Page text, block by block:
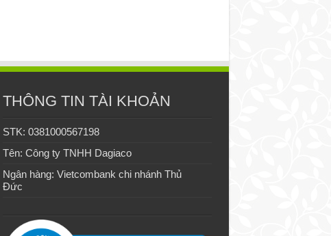
THÔNG TIN TÀI KHOẢN
STK: 0381000567198
Tên: Công ty TNHH Dagiaco
Ngân hàng: Vietcombank chi nhánh Thủ
Đức